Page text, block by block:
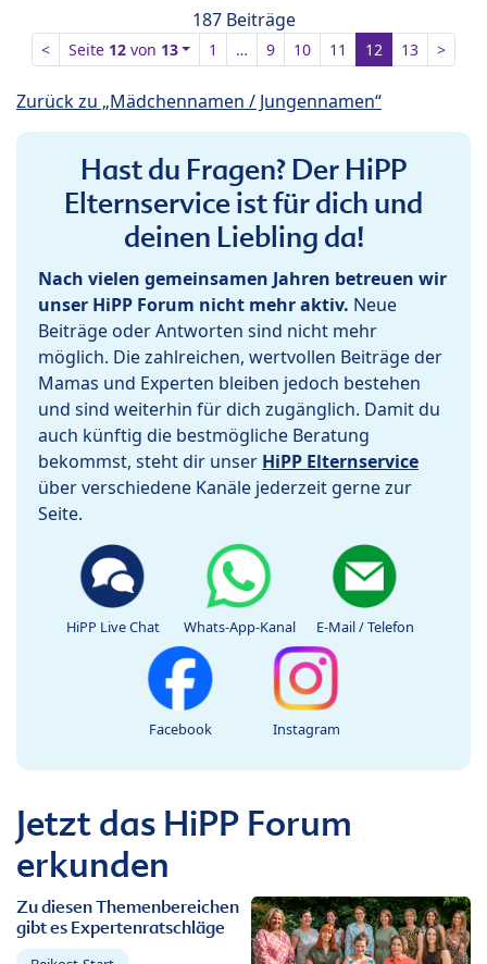
187 Beiträge
< Seite 12von 13 1 … 9 10 11 12 13 >
Zurück zu „Mädchennamen / Jungennamen“
Hast du Fragen? Der HiPP
Elternservice ist für dich und
deinen Liebling da!
Nach vielen gemeinsamen Jahren betreuen wir
unser HiPP Forum nicht mehr aktiv. Neue
Beiträge oder Antworten sind nicht mehr
möglich. Die zahlreichen, wertvollen Beiträge der
Mamas und Experten bleiben jedoch bestehen
und sind weiterhin für dich zugänglich. Damit du
auch künftig die bestmögliche Beratung
bekommst, steht dir unser HiPP Elternservice
über verschiedene Kanäle jederzeit gerne zur
Seite.
HiPP Live Chat Whats-App-Kanal E-Mail / Telefon
Facebook Instagram
Jetzt das HiPP Forum
erkunden
Zu diesen Themenbereichen
gibt es Expertenratschläge